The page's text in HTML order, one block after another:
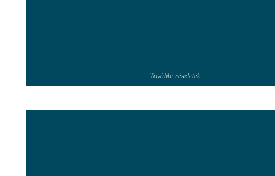
További részletek